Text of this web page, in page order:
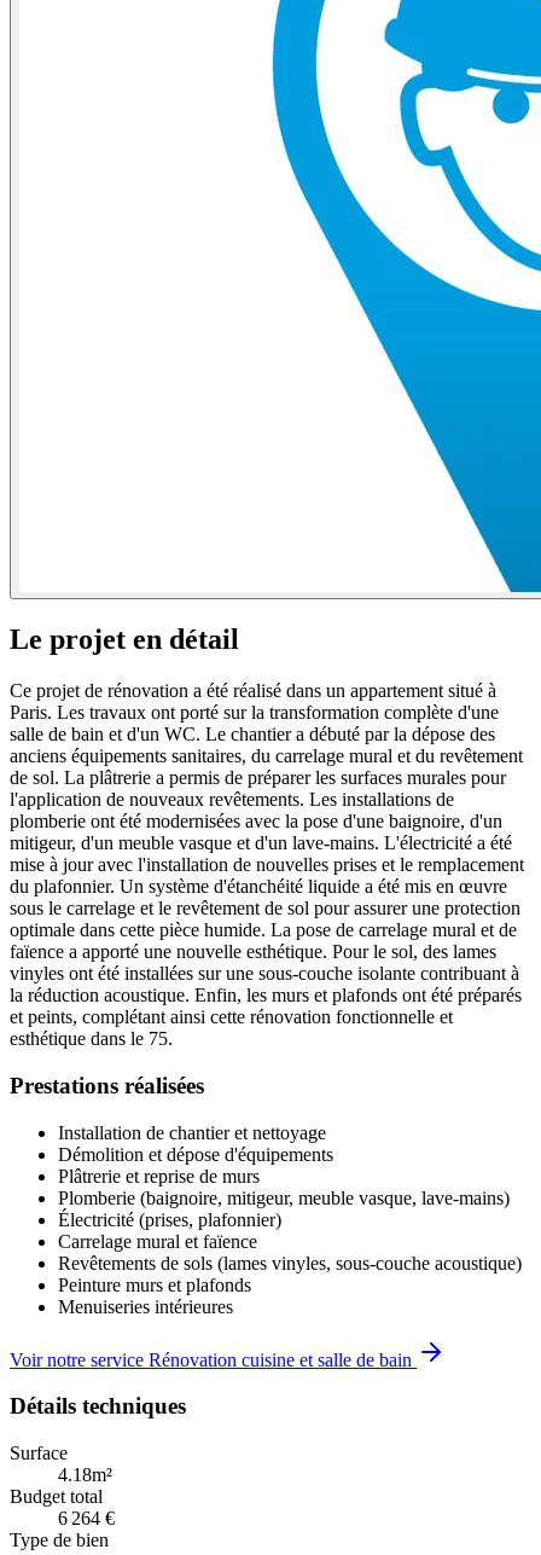
Le projet en détail
Ce projet de rénovation a été réalisé dans un appartement situé à
Paris. Les travaux ont porté sur la transformation complète d'une
salle de bain et d'un WC. Le chantier a débuté par la dépose des
anciens équipements sanitaires, du carrelage mural et du revêtement
de sol. La plâtrerie a permis de préparer les surfaces murales pour
l'application de nouveaux revêtements. Les installations de
plomberie ont été modernisées avec la pose d'une baignoire, d'un
mitigeur, d'un meuble vasque et d'un lave-mains. L'électricité a été
mise à jour avec l'installation de nouvelles prises et le remplacement
du plafonnier. Un système d'étanchéité liquide a été mis en œuvre
sous le carrelage et le revêtement de sol pour assurer une protection
optimale dans cette pièce humide. La pose de carrelage mural et de
faïence a apporté une nouvelle esthétique. Pour le sol, des lames
vinyles ont été installées sur une sous-couche isolante contribuant à
la réduction acoustique. Enfin, les murs et plafonds ont été préparés
et peints, complétant ainsi cette rénovation fonctionnelle et
esthétique dans le 75.
Prestations réalisées
Installation de chantier et nettoyage
Démolition et dépose d'équipements
Plâtrerie et reprise de murs
Plomberie (baignoire, mitigeur, meuble vasque, lave-mains)
Électricité (prises, plafonnier)
Carrelage mural et faïence
Revêtements de sols (lames vinyles, sous-couche acoustique)
Peinture murs et plafonds
Menuiseries intérieures
Voir notre service Rénovation cuisine et salle de bain
Détails techniques
Surface
4.18m²
Budget total
6 264 €
Type de bien